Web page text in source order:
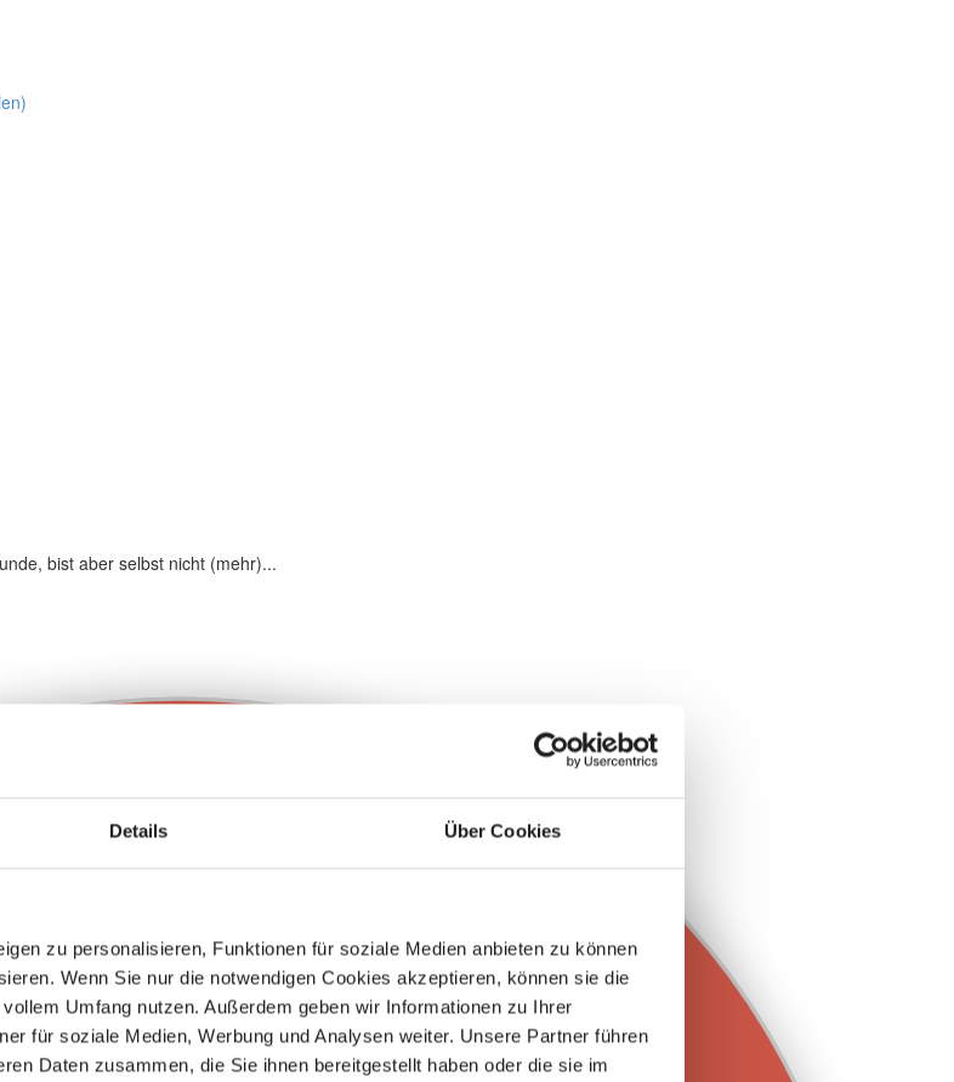
Details Über Cookies
zu personalisieren, Funktionen für soziale Medien anbieten zu können
Wenn Sie nur die notwendigen Cookies akzeptieren, können sie die
Umfang nutzen. Außerdem geben wir Informationen zu Ihrer
für soziale Medien, Werbung und Analysen weiter. Unsere Partner führen
Daten zusammen, die Sie ihnen bereitgestellt haben oder die sie im
bist aber selbst nicht (mehr)...